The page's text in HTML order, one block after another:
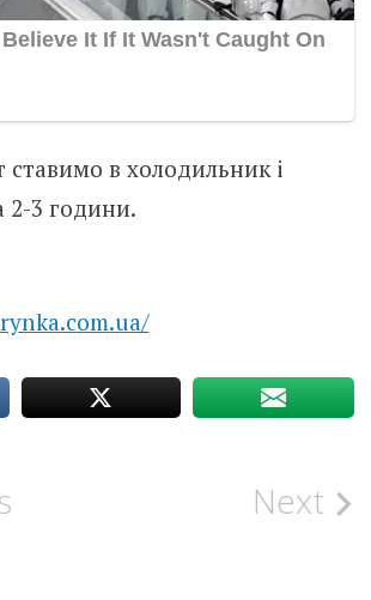
ставимо в холодильник і
2-3 години.
Next